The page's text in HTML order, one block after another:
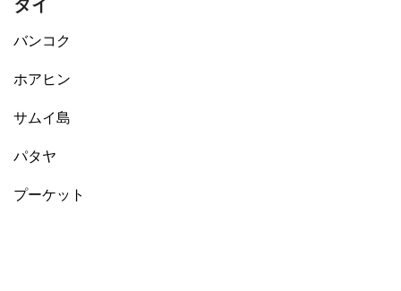
タイ
バンコク
ホアヒン
サムイ島
パタヤ
プーケット